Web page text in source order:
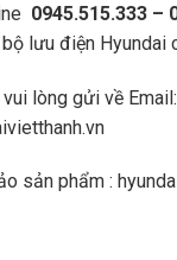
0945.515.333 –
lưu điện Hyundai
lòng gửi về Email:
sản phẩm :